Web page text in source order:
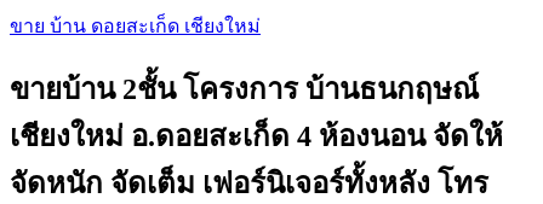
ขาย บ้าน ดอยสะเก็ด เชียงใหม่
ขายบ้าน 2ชั้น โครงการ บ้านธนกฤษณ์
เชียงใหม่ อ.ดอยสะเก็ด 4 ห้องนอน จัดให้
จัดหนัก จัดเต็ม เฟอร์นิเจอร์ทั้งหลัง โทร